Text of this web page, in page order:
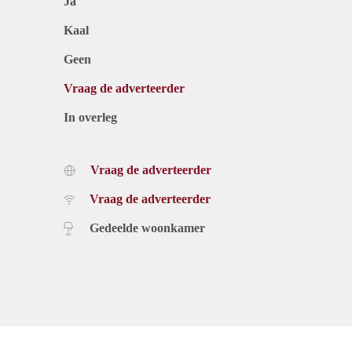
Kaal
Geen
Vraag de adverteerder
In overleg
Vraag de adverteerder
Vraag de adverteerder
Gedeelde woonkamer